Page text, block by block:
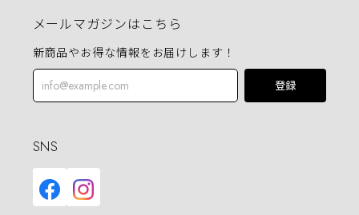
メールマガジンはこちら
新商品やお得な情報をお届けします！
登録
SNS